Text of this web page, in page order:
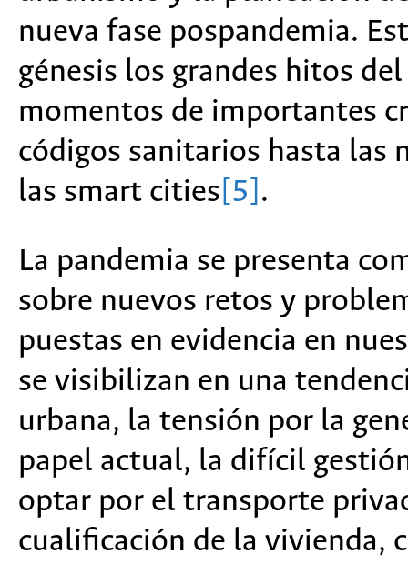
nueva fase pospandemia.
génesis los grandes hitos
momentos de importantes
códigos sanitarios hasta las
las smart cities [5] .
La pandemia se presenta
sobre nuevos retos y
puestas en evidencia en
se visibilizan en una
urbana, la tensión por la
papel actual, la difícil
optar por el transporte
cualificación de la vivienda,